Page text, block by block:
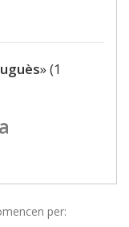
» (1
per: